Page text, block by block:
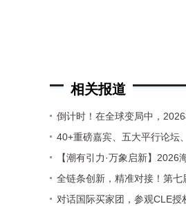
相关报道
倒计时！在全球变局中，
40+重磅嘉宾、五大平行论坛
【潮有引力·万象启新】
全链条创新，精准对接！第
对话国际买家团，参观CLE授